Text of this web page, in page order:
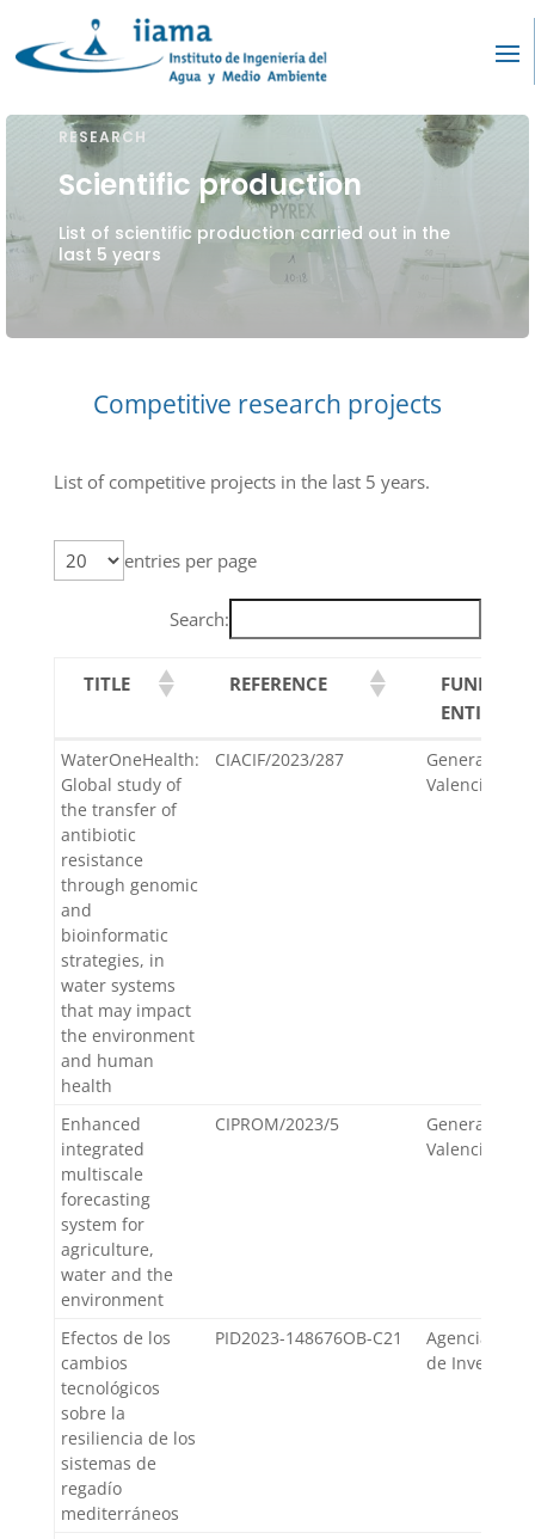
RESEARCH
Scientific production
List of scientific production carried out in the
last 5 years
Competitive research projects
List of competitive projects in the last 5 years.
entries per page
Search:
TITLE REFERENCE
FUNDING
ENTITY
TITLE
REFERENCE
FUNDING
ENTITY
WaterOneHealth:
Global study of
the transfer of
antibiotic
resistance
through genomic
and
bioinformatic
strategies, in
water systems
that may impact
the environment
and human
health
CIACIF/2023/287
Generalitat
Valenciana
Enhanced
integrated
multiscale
forecasting
system for
agriculture,
water and the
environment
CIPROM/2023/5
Generalitat
Valenciana
Efectos de los
cambios
tecnológicos
sobre la
resiliencia de los
sistemas de
regadío
mediterráneos
PID2023-148676OB-C21
Agencia
de